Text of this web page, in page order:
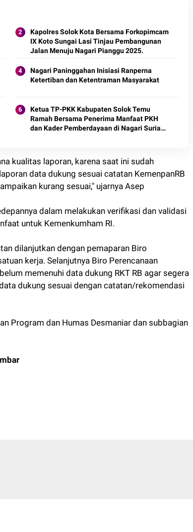
Kapolres Solok Kota Bersama Forkopimcam
IX Koto Sungai Lasi Tinjau Pembangunan
Jalan Menuju Nagari Pianggu 2025.
Nagari Paninggahan Inisiasi Ranperna
Ketertiban dan Ketentraman Masyarakat
Ketua TP-PKK Kabupaten Solok Temu
Ramah Bersama Penerima Manfaat PKH
dan Kader Pemberdayaan di Nagari Surian
kualitas laporan, karena saat ini sudah
data dukung sesuai catatan KemenpanRB
kurang sesuai," ujarnya Asep
dalam melakukan verifikasi dan validasi
untuk Kemenkumham RI.
dilanjutkan dengan pemaparan Biro
kerja. Selanjutnya Biro Perencanaan
memenuhi data dukung RKT RB agar segera
dukung sesuai dengan catatan/rekomendasi
Program dan Humas Desmaniar dan subbagian